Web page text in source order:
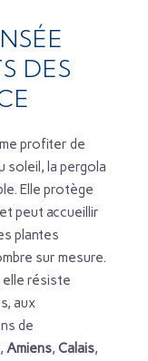
DES
profiter de
soleil, la pergola
Elle protège
peut accueillir
plantes
sur mesure.
elle résiste
aux
de
, Amiens, Calais,